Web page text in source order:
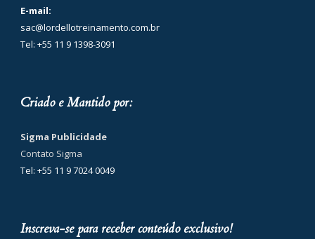
E-mail:
sac@lordellotreinamento.com.br
Tel: +55 11 9 1398-3091
Criado e Mantido por:
Sigma Publicidade
Contato Sigma
Tel: +55 11 9 7024 0049
Inscreva-se para receber conteúdo exclusivo!